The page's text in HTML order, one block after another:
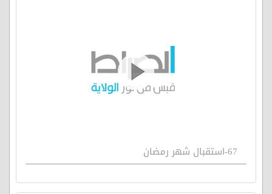
67-استقبال شهر رمضان